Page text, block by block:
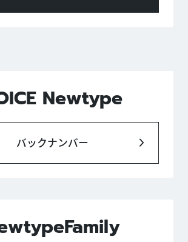
Newtype
バックナンバー